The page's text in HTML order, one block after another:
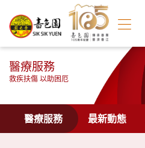
醫療服務
救疾扶傷 以助困厄
醫療服務 最新動態